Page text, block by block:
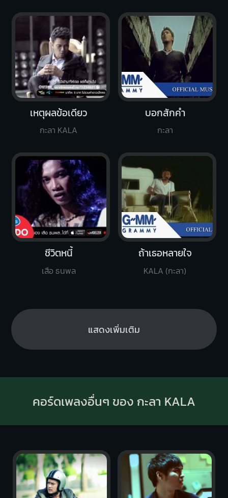
เหตุผลข้อเดียว
กะลา KALA
บอกสักคำ
กะลา
ชีวิตหนี้
เสือ ธนพล
ถ้าเธอหลายใจ
KALA (กะลา)
แสดงเพิ่มเติม
คอร์ดเพลงอื่นๆ ของ กะลา KALA